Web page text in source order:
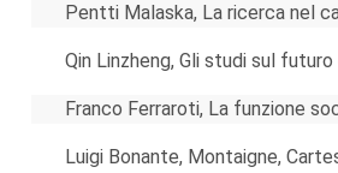
Pentti Malaska, La ricerca nel
Qin Linzheng, Gli studi sul
Franco Ferraroti, La funzione
Luigi Bonante, Montaigne,